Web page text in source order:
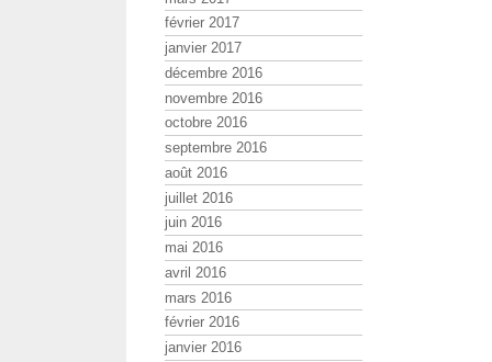
février 2017
janvier 2017
décembre 2016
novembre 2016
octobre 2016
septembre 2016
août 2016
juillet 2016
juin 2016
mai 2016
avril 2016
mars 2016
février 2016
janvier 2016